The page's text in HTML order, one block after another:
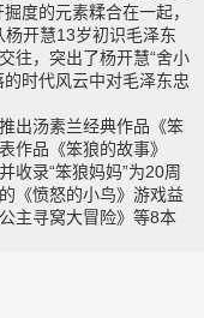
度的元素糅合在一起，
杨开慧13岁初识毛泽东
往，突出了杨开慧“舍小
时代风云中对毛泽东忠
出汤素兰经典作品《笨
作品《笨狼的故事》
收录“笨狼妈妈”为20周
《愤怒的小鸟》游戏益
主寻窝大冒险》等8本